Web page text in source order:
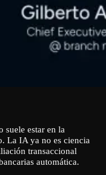
suele estar en la
La IA ya no es ciencia
transaccional
automática.